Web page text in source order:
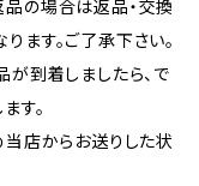
の場合は返品・交換
ます。ご了承下さい。
が到着しましたら、で
す。
当店からお送りした状